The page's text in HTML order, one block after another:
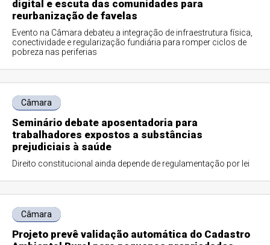
digital e escuta das comunidades para
reurbanização de favelas
Evento na Câmara debateu a integração de infraestrutura física,
conectividade e regularização fundiária para romper ciclos de
pobreza nas periferias
Câmara
Seminário debate aposentadoria para
trabalhadores expostos a substâncias
prejudiciais à saúde
Direito constitucional ainda depende de regulamentação por lei
Câmara
Projeto prevê validação automática do Cadastro